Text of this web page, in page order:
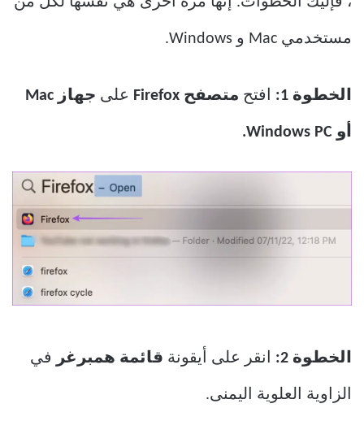
مستخدمي Mac و Windows.
الخطوة 1: افتح متصفح Firefox على جهاز Mac
أو Windows PC.
الخطوة 2: انقر على أيقونة قائمة همبرغر في
الزاوية العلوية اليمنى.